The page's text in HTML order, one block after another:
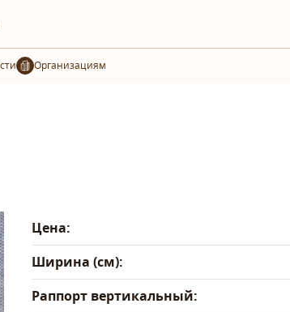
Организациям
Цена:
Ширина (см):
Раппорт вертикальный: